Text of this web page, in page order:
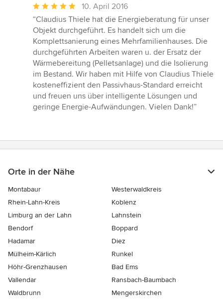
Durchschnittliche
Bewertung:
5
von
5
Sternen
10. April 2016
“Claudius Thiele hat die Energieberatung für unser
Objekt durchgeführt. Es handelt sich um die
Komplettsanierung eines Mehrfamilienhauses. Die
durchgeführten Arbeiten waren u. der Ersatz der
Wärmebereitung (Pelletsanlage) und die Isolierung
im Bestand. Wir haben mit Hilfe von Claudius Thiele
kosteneffizient den Passivhaus-Standard erreicht
und freuen uns über intelligente Lösungen und
geringe Energie-Aufwändungen. Vielen Dank!”
Orte in der Nähe
Montabaur
Westerwaldkreis
Rhein-Lahn-Kreis
Koblenz
Limburg an der Lahn
Lahnstein
Bendorf
Boppard
Hadamar
Diez
Mülheim-Kärlich
Runkel
Höhr-Grenzhausen
Bad Ems
Vallendar
Ransbach-Baumbach
Waldbrunn
Mengerskirchen